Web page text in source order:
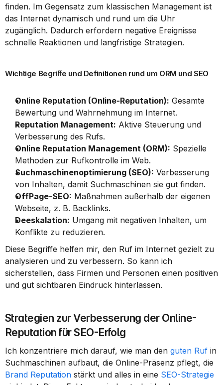
finden. Im Gegensatz zum klassischen Management ist
das Internet dynamisch und rund um die Uhr
zugänglich. Dadurch erfordern negative Ereignisse
schnelle Reaktionen und langfristige Strategien.
Wichtige Begriffe und Definitionen rund um ORM und SEO
Online Reputation (Online-Reputation): Gesamte
Bewertung und Wahrnehmung im Internet.
Reputation Management: Aktive Steuerung und
Verbesserung des Rufs.
Online Reputation Management (ORM): Spezielle
Methoden zur Rufkontrolle im Web.
Suchmaschinenoptimierung (SEO): Verbesserung
von Inhalten, damit Suchmaschinen sie gut finden.
OffPage-SEO: Maßnahmen außerhalb der eigenen
Webseite, z. B. Backlinks.
Deeskalation: Umgang mit negativen Inhalten, um
Konflikte zu reduzieren.
Diese Begriffe helfen mir, den Ruf im Internet gezielt zu
analysieren und zu verbessern. So kann ich
sicherstellen, dass Firmen und Personen einen positiven
und gut sichtbaren Eindruck hinterlassen.
Strategien zur Verbesserung der Online-
Reputation für SEO-Erfolg
Ich konzentriere mich darauf, wie man den guten Ruf in
Brand Reputation stärkt und alles in eine SEO-Strategie